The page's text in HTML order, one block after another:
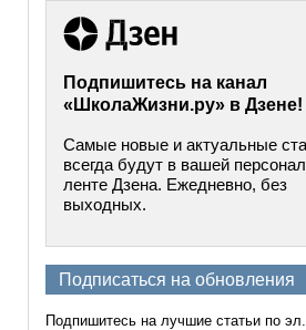
Подпишитесь на канал
«ШколаЖизни.ру» в Дзене!
Самые новые и актуальные
всегда будут в вашей
ленте Дзена. Ежедневно, без
выходных.
Подписаться на обновления
Подпишитесь на лучшие статьи по